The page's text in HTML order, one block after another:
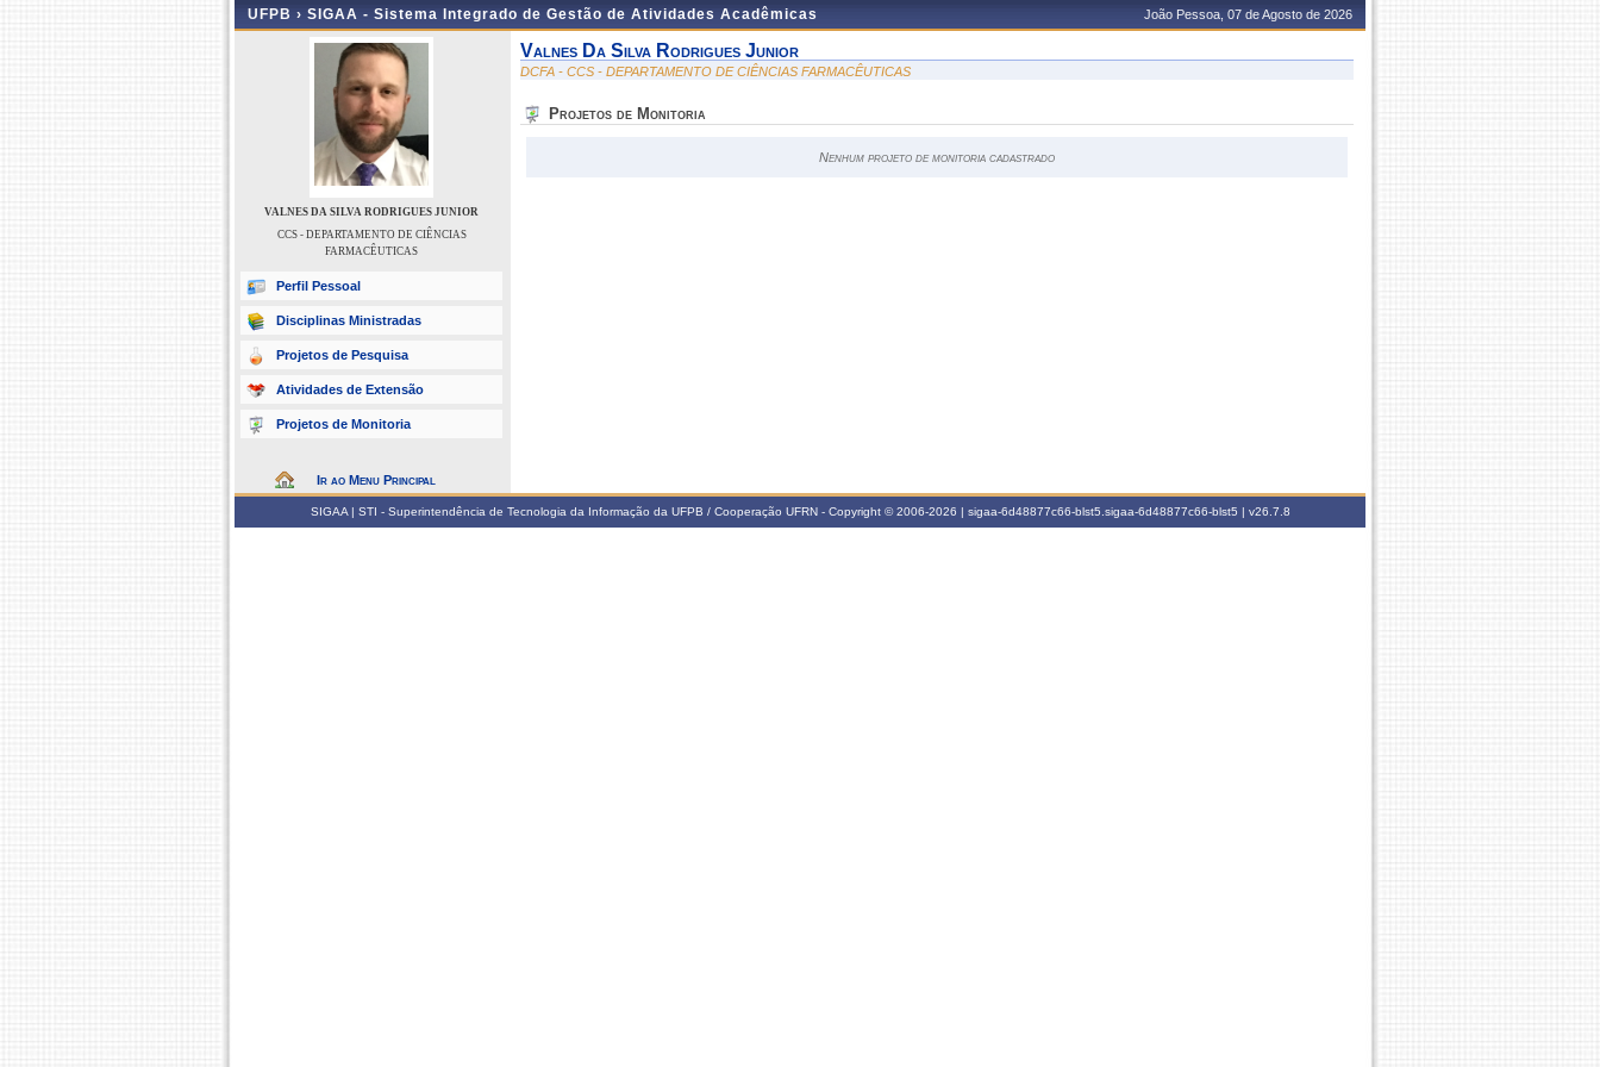
UFPB › SIGAA - Sistema Integrado de Gestão de Atividades Acadêmicas João Pessoa, 07 de Agosto de 2026
VALNES DA SILVA RODRIGUES JUNIOR
CCS - DEPARTAMENTO DE CIÊNCIAS
FARMACÊUTICAS
Perfil Pessoal
Disciplinas Ministradas
Projetos de Pesquisa
Atividades de Extensão
Projetos de Monitoria
Ir ao Menu Principal
Valnes Da Silva Rodrigues Junior
DCFA - CCS - DEPARTAMENTO DE CIÊNCIAS FARMACÊUTICAS
Projetos de Monitoria
Nenhum projeto de monitoria cadastrado
SIGAA | STI - Superintendência de Tecnologia da Informação da UFPB / Cooperação UFRN - Copyright © 2006-2026 | sigaa-6d48877c66-blst5.sigaa-6d48877c66-blst5 | v26.7.8